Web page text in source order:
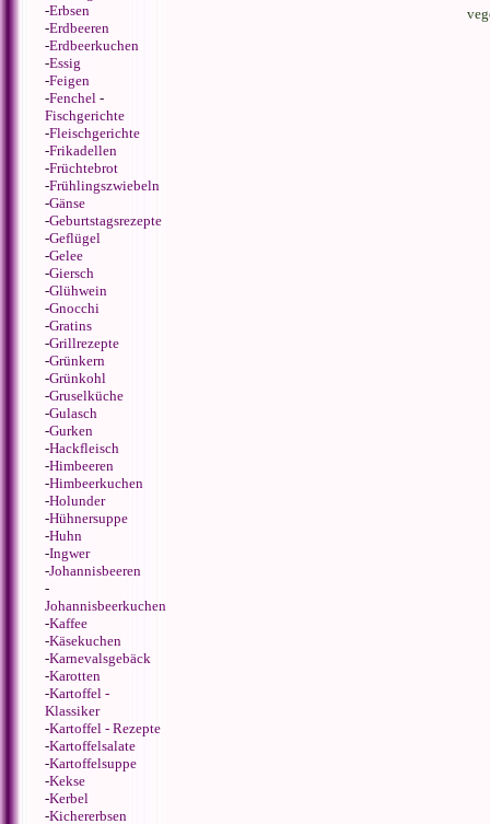
-Erbsen
-Erdbeeren
-Erdbeerkuchen
-Essig
-Feigen
-Fenchel -
Fischgerichte
-Fleischgerichte
-Frikadellen
-Früchtebrot
-Frühlingszwiebeln
-Gänse
-Geburtstagsrezepte
-Geflügel
-Gelee
-Giersch
-Glühwein
-Gnocchi
-Gratins
-Grillrezepte
-Grünkern
-Grünkohl
-Gruselküche
-Gulasch
-Gurken
-Hackfleisch
-Himbeeren
-Himbeerkuchen
-Holunder
-Hühnersuppe
-Huhn
-Ingwer
-Johannisbeeren
-
Johannisbeerkuchen
-Kaffee
-Käsekuchen
-Karnevalsgebäck
-Karotten
-Kartoffel -
Klassiker
-Kartoffel - Rezepte
-Kartoffelsalate
-Kartoffelsuppe
-Kekse
-Kerbel
-Kichererbsen